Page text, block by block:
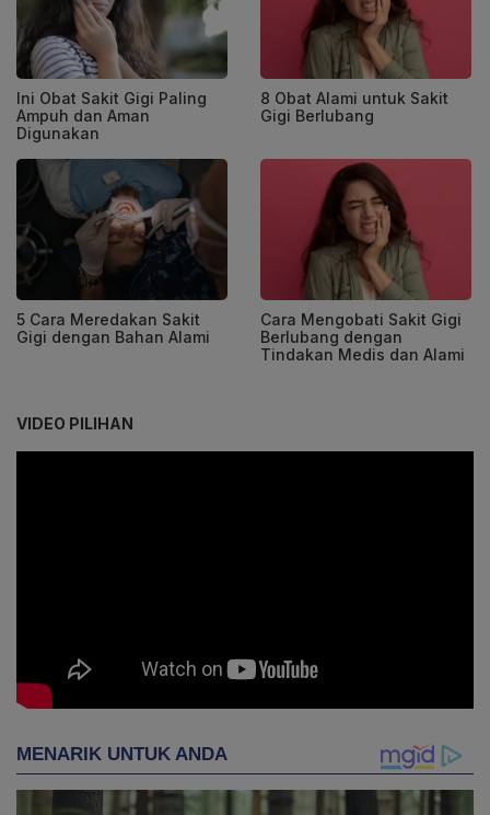
Ini Obat Sakit Gigi Paling
Ampuh dan Aman
Digunakan
8 Obat Alami untuk Sakit
Gigi Berlubang
5 Cara Meredakan Sakit
Gigi dengan Bahan Alami
Cara Mengobati Sakit Gigi
Berlubang dengan
Tindakan Medis dan Alami
VIDEO PILIHAN